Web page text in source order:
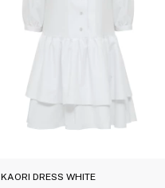
KAORI DRESS WHITE